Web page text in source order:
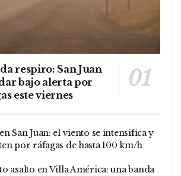
respiro: San Juan
bajo alerta por
este viernes
San Juan: el viento se intensifica y
por ráfagas de hasta 100 km/h
asalto en Villa América: una banda